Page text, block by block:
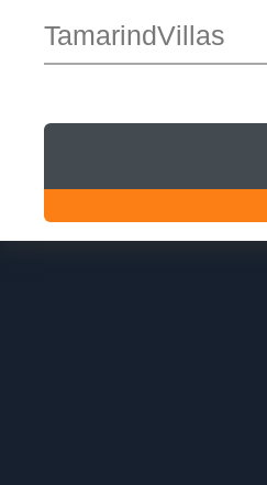
TamarindVillas